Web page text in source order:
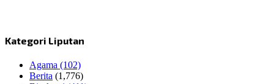
Kategori Liputan
Agama (102)
Berita (1,776)